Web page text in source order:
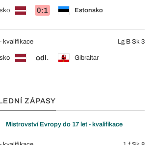
0:1 Estonsko
odl. Gibraltar
kvalifikace Lg B Sk 3
ZÁPASY
Mistrovství Evropy do 17 let - kvalifikace